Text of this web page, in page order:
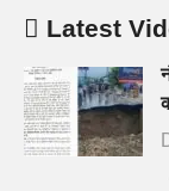
Latest